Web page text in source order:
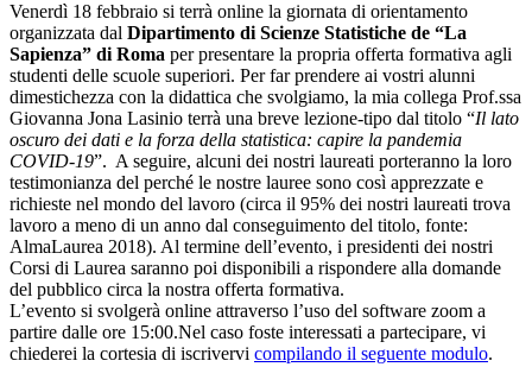
Venerdì 18 febbraio si terrà online la giornata di orientamento
organizzata dal Dipartimento di Scienze Statistiche de “La
Sapienza” di Roma per presentare la propria offerta formativa agli
studenti delle scuole superiori. Per far prendere ai vostri alunni
dimestichezza con la didattica che svolgiamo, la mia collega Prof.ssa
Giovanna Jona Lasinio terrà una breve lezione-tipo dal titolo “Il lato
oscuro dei dati e la forza della statistica: capire la pandemia
COVID-19”. A seguire, alcuni dei nostri laureati porteranno la loro
testimonianza del perché le nostre lauree sono così apprezzate e
richieste nel mondo del lavoro (circa il 95% dei nostri laureati trova
lavoro a meno di un anno dal conseguimento del titolo, fonte:
AlmaLaurea 2018). Al termine dell’evento, i presidenti dei nostri
Corsi di Laurea saranno poi disponibili a rispondere alla domande
del pubblico circa la nostra offerta formativa.
L’evento si svolgerà online attraverso l’uso del software zoom a
partire dalle ore 15:00.Nel caso foste interessati a partecipare, vi
chiederei la cortesia di iscrivervi compilando il seguente modulo.